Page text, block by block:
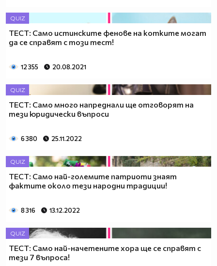
QUIZ
ТЕСТ: Само истинските фенове на котките могат
да се справят с този тест!
12 355 20.08.2021
QUIZ
ТЕСТ: Само много напреднали ще отговорят на
тези юридически въпроси
6 380 25.11.2022
QUIZ
ТЕСТ: Само най-големите патриоти знаят
фактите около тези народни традиции!
8 316 13.12.2022
QUIZ
ТЕСТ: Само най-начетените хора ще се справят с
тези 7 въпроса!